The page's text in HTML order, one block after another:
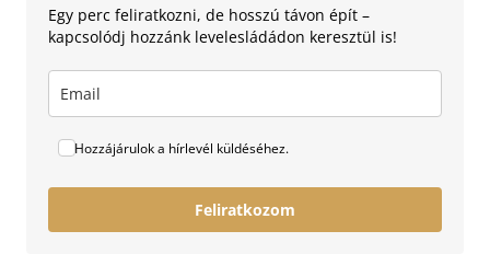
Egy perc feliratkozni, de hosszú távon épít –
kapcsolódj hozzánk levelesládádon keresztül is!
Hozzájárulok a hírlevél küldéséhez.
Feliratkozom